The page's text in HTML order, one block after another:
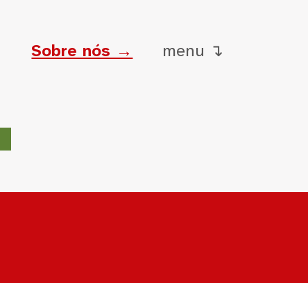
Sobre nós → menu ↴